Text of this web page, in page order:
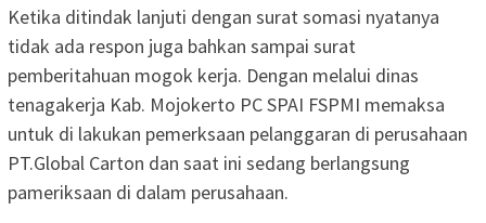
Ketika ditindak lanjuti dengan surat somasi nyatanya
tidak ada respon juga bahkan sampai surat
pemberitahuan mogok kerja. Dengan melalui dinas
tenagakerja Kab. Mojokerto PC SPAI FSPMI memaksa
untuk di lakukan pemerksaan pelanggaran di perusahaan
PT.Global Carton dan saat ini sedang berlangsung
pameriksaan di dalam perusahaan.